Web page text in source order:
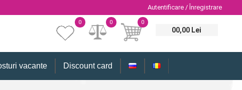
Autentificare / Înregistrare
0
00,00 Lei
0
0
vacante Discount card